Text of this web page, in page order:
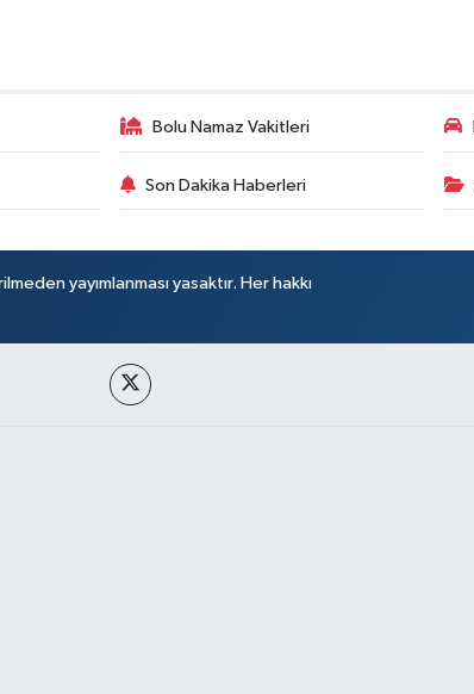
Bolu Namaz Vakitleri
Son Dakika Haberleri
yayımlanması yasaktır. Her hakkı